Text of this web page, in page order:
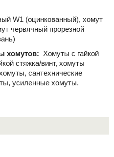
W1 (оцинкованный), хомут
червячный прорезной
хомутов: Хомуты с гайкой
стяжка/винт, хомуты
сантехнические
усиленные хомуты.